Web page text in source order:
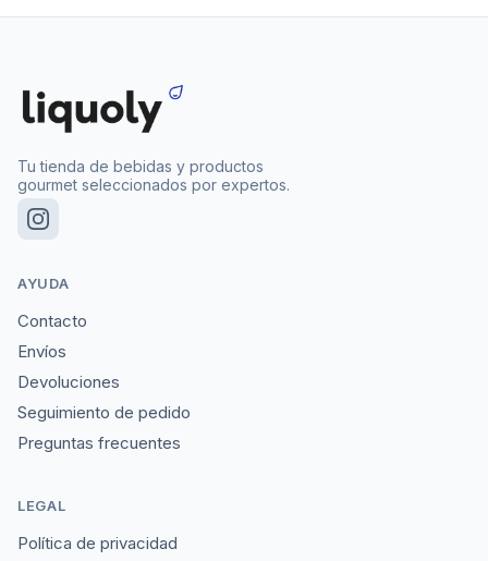
Tu tienda de bebidas y productos
gourmet seleccionados por expertos.
AYUDA
Contacto
Envíos
Devoluciones
Seguimiento de pedido
Preguntas frecuentes
LEGAL
Política de privacidad